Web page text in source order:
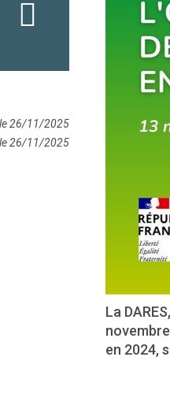
La
en 2024,
26/11/2025
26/11/2025